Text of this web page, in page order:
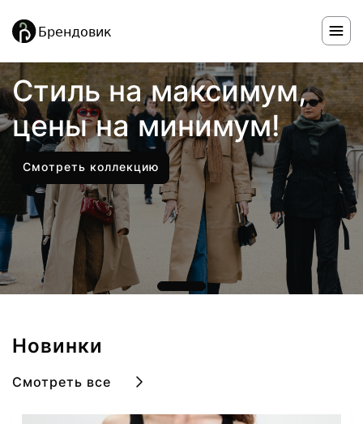
Стиль на максимум,
цены на минимум!
Смотреть коллекцию
Новинки
Смотреть все